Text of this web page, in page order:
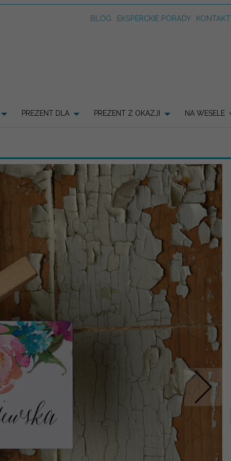
BLOG EKSPERCKIE PORADY KONTAKT
PREZENT DLA PREZENT Z OKAZJI NA WESELE
Nastepne